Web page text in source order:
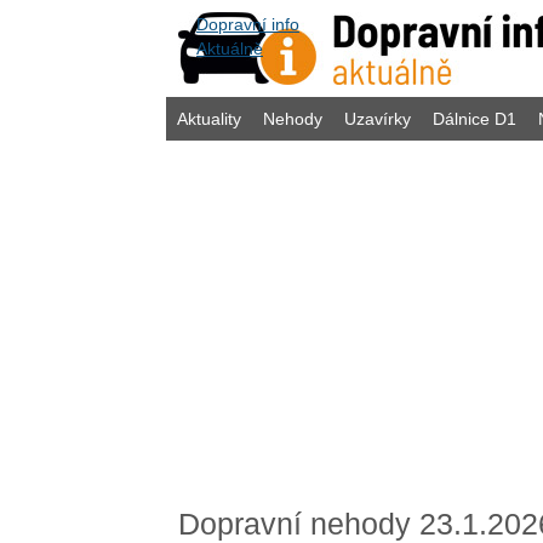
Dopravní info
Aktuálně
Aktuality Nehody Uzavírky Dálnice D1
Dopravní nehody